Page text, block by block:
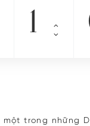
một trong những